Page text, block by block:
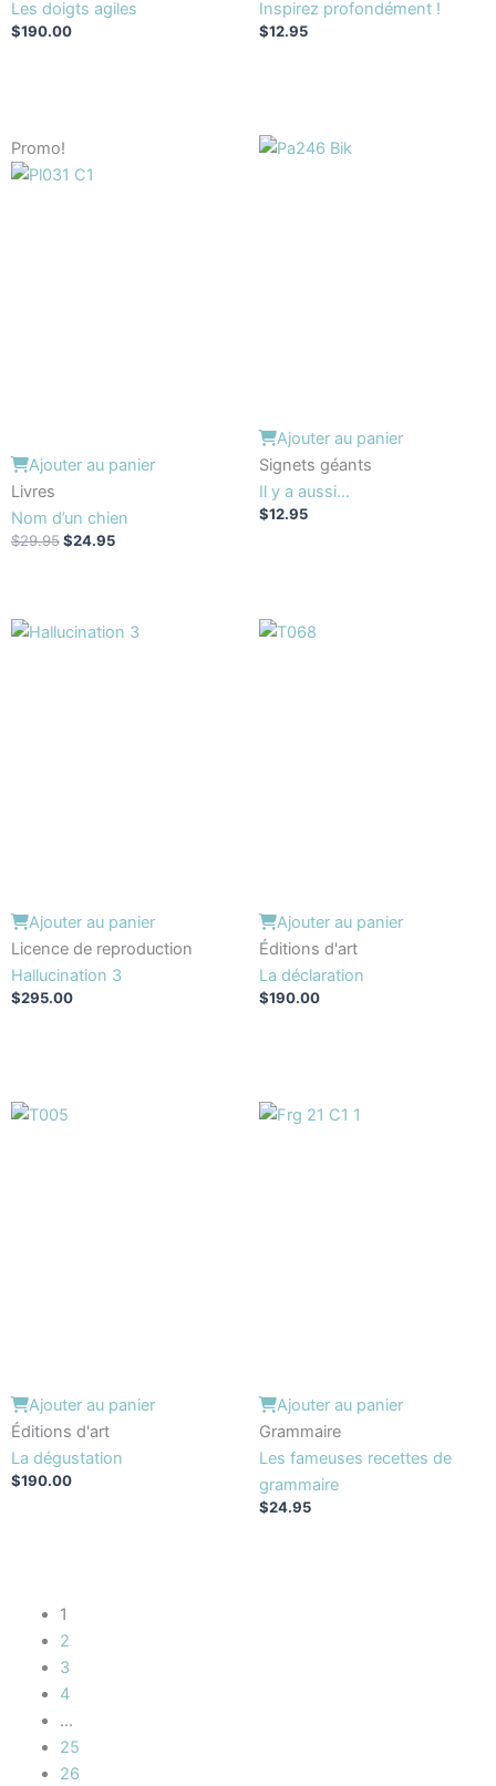
Les doigts agiles
$190.00
Inspirez profondément !
$12.95
Promo!
Ajouter au panier
Livres
Nom d’un chien
$29.95
Le
initial
$24.95
Ajouter au panier
Signets géants
Il y a aussi…
$12.95
Ajouter au panier
Licence de reproduction
Hallucination 3
$295.00
Ajouter au panier
Éditions d'art
La déclaration
$190.00
Ajouter au panier
Éditions d'art
La dégustation
$190.00
Ajouter au panier
Grammaire
Les fameuses recettes de
grammaire
$24.95
1
2
3
4
…
25
26